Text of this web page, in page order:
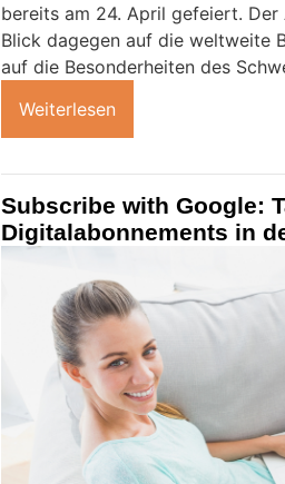
bereits am 24. April gefeiert.
Blick dagegen auf die weltweite
auf die Besonderheiten des
Weiterlesen
Subscribe with Google:
Digitalabonnements in